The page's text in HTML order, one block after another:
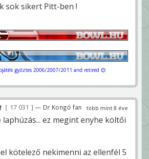
sok sikert Pitt-ben !
győztes 2006/2007/2011 and retired 😊
több mint 8 éve
17 031 — Dr Kongó fan
laphúzás... ez megint enyhe költői
kötelező nekimenni az ellenfél 5